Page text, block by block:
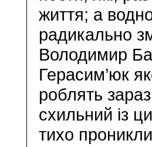
життя; а
радикально
Володимир
Герасим’юк
роблять
схильний із
тихо